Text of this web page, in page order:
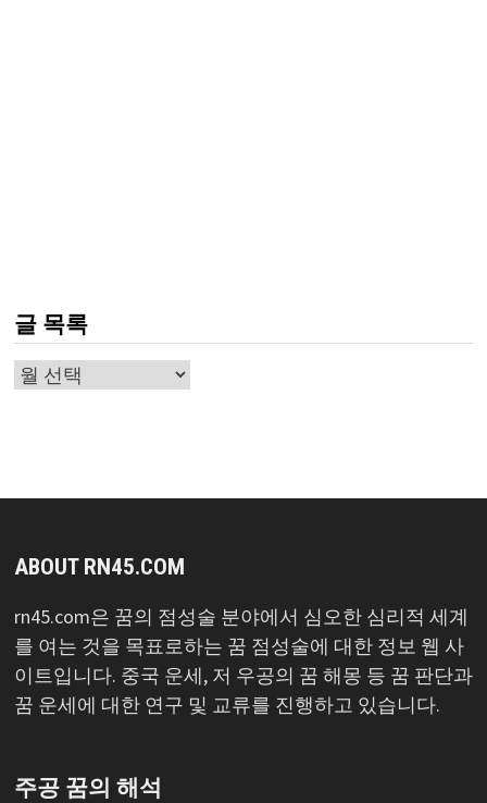
글 목록
글
ABOUT RN45.COM
rn45.com은 꿈의 점성술 분야에서 심오한 심리적 세계
를 여는 것을 목표로하는 꿈 점성술에 대한 정보 웹 사
이트입니다. 중국 운세, 저 우공의 꿈 해몽 등 꿈 판단과
꿈 운세에 대한 연구 및 교류를 진행하고 있습니다.
주공 꿈의 해석